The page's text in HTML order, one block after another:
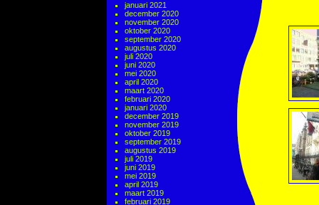
januari 2021
december 2020
november 2020
oktober 2020
september 2020
augustus 2020
juli 2020
juni 2020
mei 2020
april 2020
maart 2020
februari 2020
januari 2020
december 2019
november 2019
oktober 2019
september 2019
augustus 2019
juli 2019
juni 2019
mei 2019
april 2019
maart 2019
februari 2019